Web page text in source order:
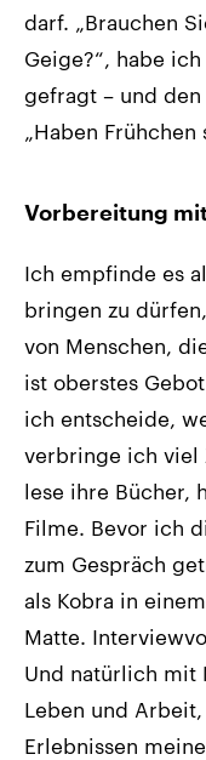
darf. „Brauchen
Geige?“, habe
gefragt – und
„Haben
Vorbereitung
Ich empfinde es
bringen zu
von Menschen,
ist oberstes
ich entscheide,
verbringe ich viel
lese ihre Bücher,
Filme. Bevor ich
zum Gespräch
als Kobra in
Matte.
Und natürlich mit
Leben und
Erlebnissen